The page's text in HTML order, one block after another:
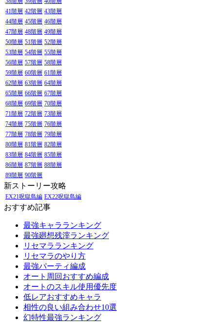
41階層 42階層 43階層
44階層 45階層 46階層
47階層 48階層 49階層
50階層 51階層 52階層
53階層 54階層 55階層
56階層 57階層 58階層
59階層 60階層 61階層
62階層 63階層 64階層
65階層 66階層 67階層
68階層 69階層 70階層
71階層 72階層 73階層
74階層 75階層 76階層
77階層 78階層 79階層
80階層 81階層 82階層
83階層 84階層 85階層
86階層 87階層 88階層
89階層 90階層
新ストーリー攻略
EX21呪獄島編 EX22呪獄島編
おすすめ記事
最強キャラランキング
最強廻想残滓ランキング
リセマラランキング
リセマラのやり方
最強パーティ編成
オート周回おすすめ編成
オートのスキル使用優先度
低レアおすすめキャラ
相性の良い組み合わせ10選
幻特性最強ランキング